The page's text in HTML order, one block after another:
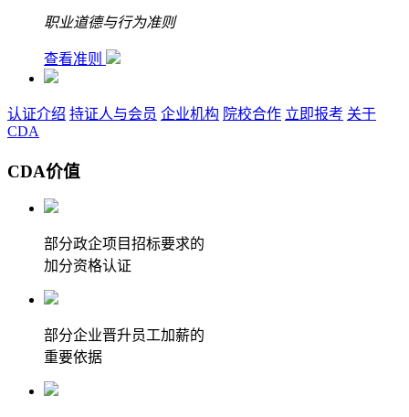
职业道德与行为准则
查看准则
认证介绍 持证人与会员 企业机构 院校合作 立即报考 关于
CDA
CDA价值
部分政企项目招标要求的
加分资格认证
部分企业晋升员工加薪的
重要依据